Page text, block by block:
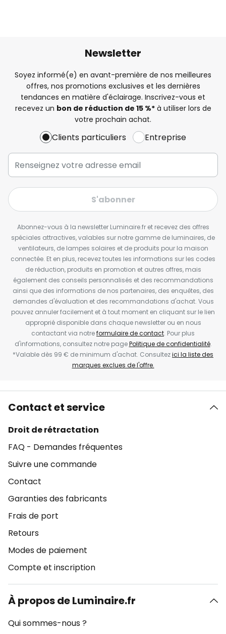
Newsletter
Soyez informé(e) en avant-première de nos meilleures
offres, nos promotions exclusives et les dernières
tendances en matière d'éclairage. Inscrivez-vous et
recevez un bon de réduction de 15 %*à utiliser lors de
votre prochain achat.
Clients particuliers Entreprise
S'abonner
Abonnez-vous à la newsletter Luminaire.fr et recevez des offres
spéciales attractives, valables sur notre gamme de luminaires, de
ventilateurs, de lampes solaires et de produits pour la maison
connectée. Et en plus, recevez toutes les informations sur les codes
de réduction, produits en promotion et autres offres, mais
également des conseils personnalisés et des recommandations
ainsi que des informations de nos partenaires, des enquêtes, des
demandes d'évaluation et des recommandations d'achat. Vous
pouvez annuler facilement et à tout moment en cliquant sur le lien
approprié disponible dans chaque newsletter ou en nous
contactant via notreformulaire de contact. Pour plus
d'informations, consultez notre pagePolitique de confidentialité.
*Valable dès 99 € de minimum d'achat. Consultezici la liste des
marques exclues de l'offre.
Contact et service
Droit de rétractation
FAQ - Demandes fréquentes
Suivre une commande
Contact
Garanties des fabricants
Frais de port
Retours
Modes de paiement
Compte et inscription
À propos de Luminaire.fr
Qui sommes-nous ?